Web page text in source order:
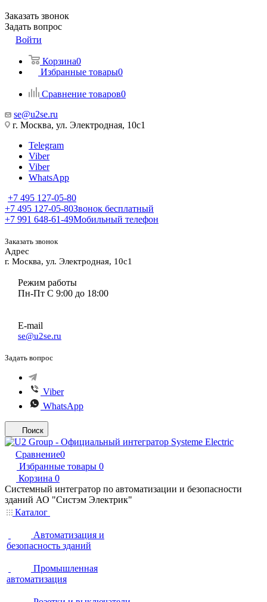
Заказать звонок
Задать вопрос
Войти
Корзина0
Избранные товары0
Сравнение товаров0
se@u2se.ru
г. Москва, ул. Электродная, 10с1
Telegram
Viber
Viber
WhatsApp
+7 495 127-05-80
+7 495 127-05-80Звонок бесплатный
+7 991 648-61-49Мобильный телефон
Заказать звонок
Адрес
г. Москва, ул. Электродная, 10с1
Режим работы
Пн-Пт С 9:00 до 18:00
E-mail
se@u2se.ru
Задать вопрос
Viber
WhatsApp
Поиск
Сравнение0
Избранные товары 0
Корзина 0
Системный интегратор по автоматизации и безопасности
зданий АО "Систэм Электрик"
Каталог
Автоматизация и
безопасность зданий
Промышленная
автоматизация